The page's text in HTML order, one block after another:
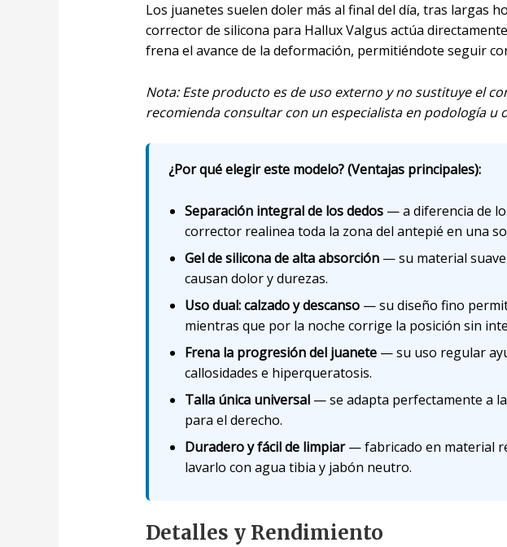
Los juanetes suelen doler más al final del día, tras largas
corrector de silicona para Hallux Valgus actúa
frena el avance de la deformación, permitiéndote seguir
Nota: Este producto es de uso externo y no sustituye el
recomienda consultar con un especialista en podología u
¿Por qué elegir este modelo? (Ventajas principales):
Separación integral de los dedos— a diferencia de
corrector realinea toda la zona del antepié en una
Gel de silicona de alta absorción— su material suave
causan dolor y durezas.
Uso dual: calzado y descanso— su diseño fino
mientras que por la noche corrige la posición sin
Frena la progresión del juanete— su uso regular
callosidades e hiperqueratosis.
Talla única universal— se adapta perfectamente a
para el derecho.
Duradero y fácil de limpiar— fabricado en material
lavarlo con agua tibia y jabón neutro.
Detalles y Rendimiento